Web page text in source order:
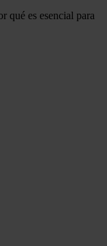
qué es esencial para